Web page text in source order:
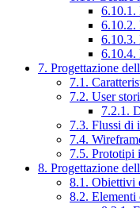
6.10.1.
6.10.2.
6.10.3.
6.10.4.
7. Progettazione
7.1.
7.2. User
7.2.1.
7.3. Flussi di
7.4.
7.5. Prototipi
8. Progettazione
8.1. Obiettivi
8.2. Elementi